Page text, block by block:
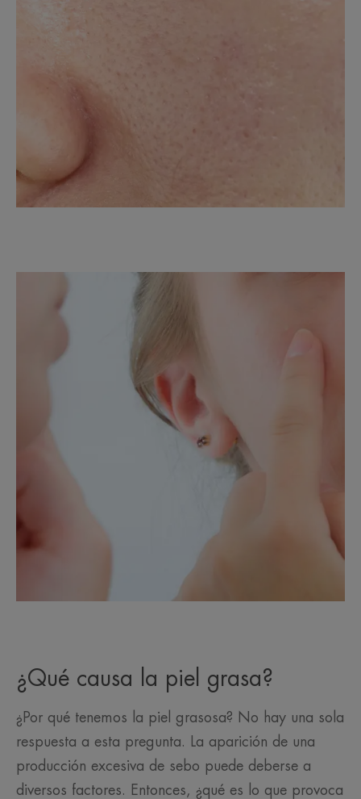
¿Qué causa la piel grasa?
¿Por qué tenemos la piel grasosa? No hay una sola
respuesta a esta pregunta. La aparición de una
producción excesiva de sebo puede deberse a
diversos factores. Entonces, ¿qué es lo que provoca